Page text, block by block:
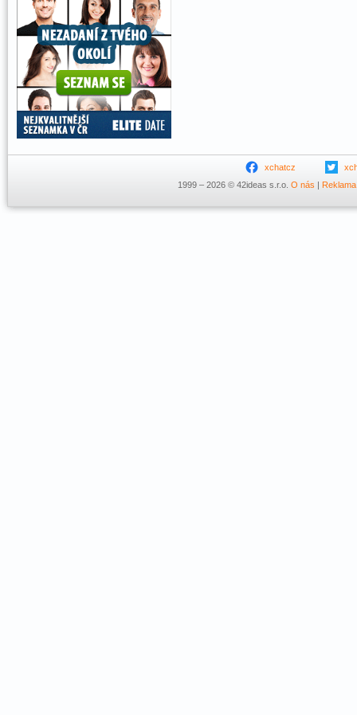
xchatcz
1999 – 2026 © 42ideas s.r.o. O nás | Reklama